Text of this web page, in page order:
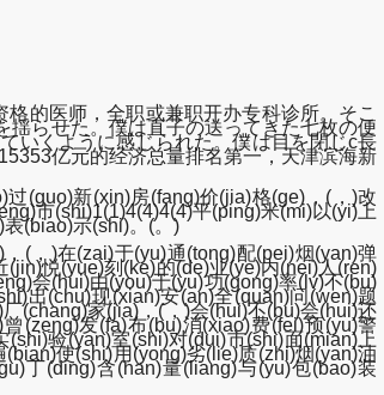
的医师，全职或兼职开办专科诊所。そこ
らせた。僕は直子の送ってきた七枚の便
いくように感じられた。僕は目を閉じc長
亿元的经济总量排名第一，天津滨海新
(guo)新(xin)房(fang)价(jia)格(ge)，(，)改
市(shi)1(1)4(4)4(4)平(ping)米(mi)以(yi)上
(biao)示(shi)。(。)
，)在(zai)于(yu)通(tong)配(pei)烟(yan)弹
悦(yue)刻(ke)的(de)业(ye)内(nei)人(ren)
会(hui)由(you)于(yu)功(gong)率(lv)不(bu)
出(chu)现(xian)安(an)全(quan)问(wen)题
(chang)家(jia)，(，)会(hui)不(bu)会(hui)还
(zeng)发(fa)布(bu)消(xiao)费(fei)预(yu)警
验(yan)室(shi)对(dui)市(shi)面(mian)上
使(shi)用(yong)劣(lie)质(zhi)烟(yan)油
丁(ding)含(han)量(liang)与(yu)包(bao)装